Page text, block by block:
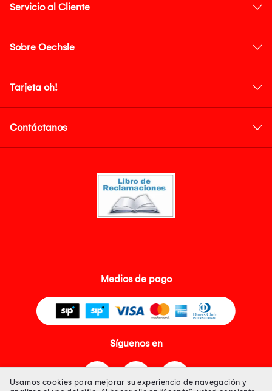
Servicio al Cliente
Sobre Oechsle
Tarjeta oh!
Contáctanos
Medios de pago
Síguenos en
Usamos cookies para mejorar su experiencia de navegación y